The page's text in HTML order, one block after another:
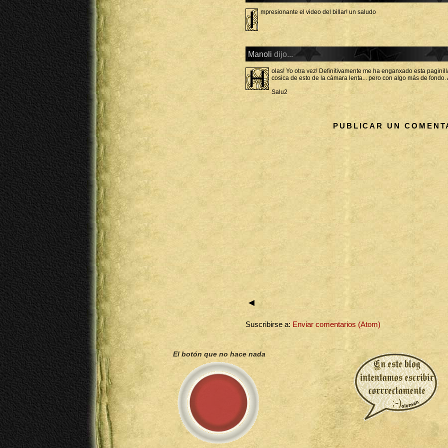
I mpresionante el video del billar! un saludo
Manoli dijo...
H
olas! Yo otra vez! Definitivamente me ha enganxado esta
cosica de esto de la cámara lenta... pero con algo más de fondo.
Salu2
PUBLICAR UN
◄
Suscribirse a: Enviar comentarios (Atom)
El botón que no hace nada